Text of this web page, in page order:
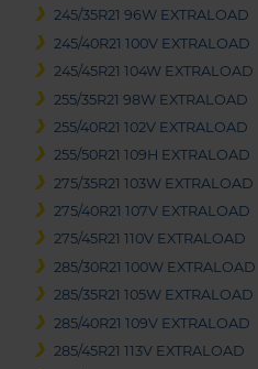
245/35R21 96W EXTRALOAD
245/40R21 100V EXTRALOAD
245/45R21 104W EXTRALOAD
255/35R21 98W EXTRALOAD
255/40R21 102V EXTRALOAD
255/50R21 109H EXTRALOAD
275/35R21 103W EXTRALOAD
275/40R21 107V EXTRALOAD
275/45R21 110V EXTRALOAD
285/30R21 100W EXTRALOAD
285/35R21 105W EXTRALOAD
285/40R21 109V EXTRALOAD
285/45R21 113V EXTRALOAD